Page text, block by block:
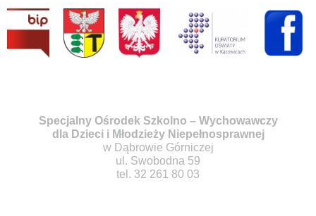
Specjalny Ośrodek Szkolno – Wychowawczy
dla Dzieci i Młodzieży Niepełnosprawnej
w Dąbrowie Górniczej
ul. Swobodna 59
tel. 32 261 80 03